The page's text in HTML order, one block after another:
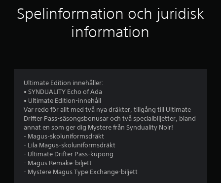
l
t
t
Spelinformation och juridisk
information
Ultimate Edition innehåller:
• SYNDUALITY Echo of Ada
• Ultimate Edition-innehåll
Var redo för allt med två nya dräkter, tillgång till Ultimate
Drifter Pass-säsongsbonusar och två specialbiljetter, bland
annat en som ger dig Mystere från Synduality Noir!
- Magus-skoluniformsdräkt
- Lila Magus-skoluniformsdräkt
- Ultimate Drifter Pass-kupong
- Magus Remake-biljett
- Mystere Magus Type Exchange-biljett